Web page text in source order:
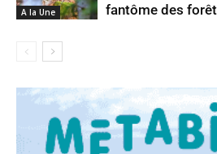
A la Une
fantôme des